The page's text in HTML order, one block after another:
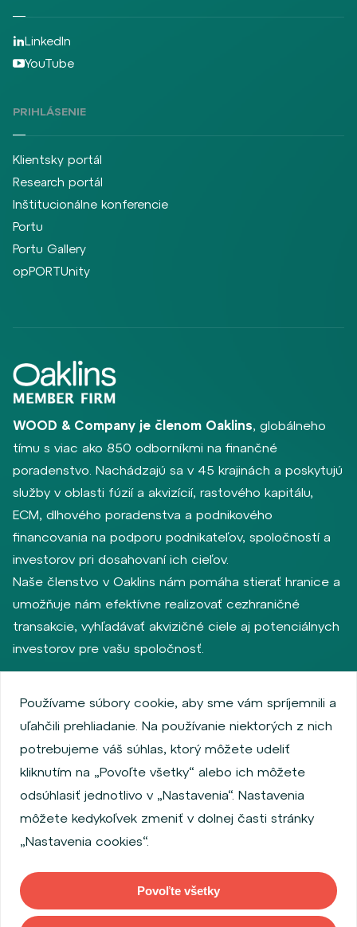
LinkedIn
YouTube
PRIHLÁSENIE
Klientsky portál
Research portál
Inštitucionálne konferencie
Portu
Portu Gallery
opPORTUnity
WOOD & Company je členom Oaklins, globálneho
tímu s viac ako 850 odborníkmi na finančné
poradenstvo. Nachádzajú sa v 45 krajinách a poskytujú
služby v oblasti fúzií a akvizícií, rastového kapitálu,
ECM, dlhového poradenstva a podnikového
financovania na podporu podnikateľov, spoločností a
investorov pri dosahovaní ich cieľov.
Naše členstvo v Oaklins nám pomáha stierať hranice a
umožňuje nám efektívne realizovať cezhraničné
transakcie, vyhľadávať akvizičné ciele aj potenciálnych
investorov pre vašu spoločnosť.
Zásady ochrany osobných údajov
Používanie súborov cookie
Informácie o emitentoch
Zamestnanecký akciový program
Povinne zverejňované informácie
Finančná výkonnosť
Regulation S, Rule 144a
MiFID Information
Disclaimer
Copyright © 2026 WOOD & Company Všetky práva vyhradené. (WOOD &
Company Financial Services, a. s. je regulovaná Českou národnou bankou
Používame súbory cookie, aby sme vám spríjemnili a
uľahčili prehliadanie. Na používanie niektorých z nich
potrebujeme váš súhlas, ktorý môžete udeliť
kliknutím na „Povoľte všetky“ alebo ich môžete
odsúhlasiť jednotlivo v „Nastavenia“. Nastavenia
môžete kedykoľvek zmeniť v dolnej časti stránky
„Nastavenia cookies“.
Povoľte všetky